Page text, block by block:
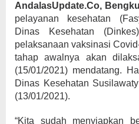
AndalasUpdate.Co,
pelayanan kesehatan
Dinas Kesehatan
pelaksanaan vaksinasi
tahap awalnya akan
(15/01/2021) mendatang.
Dinas Kesehatan
(13/01/2021).
“Kita sudah menyiapkan